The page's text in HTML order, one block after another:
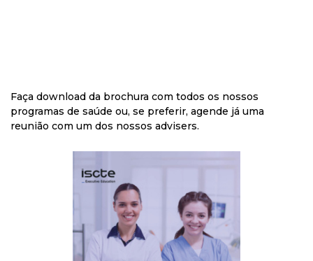
Faça download da brochura com todos os nossos
programas de saúde ou, se preferir, agende já uma
reunião com um dos nossos advisers.